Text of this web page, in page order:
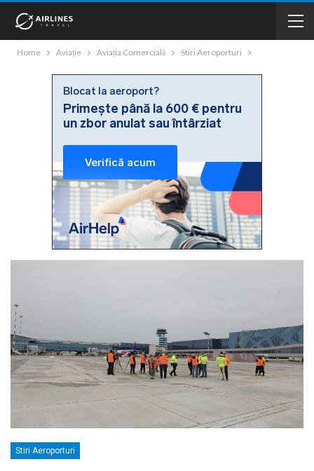
Home Aviație Aviația Comercială Stiri Aeroporturi
Stiri Aeroporturi